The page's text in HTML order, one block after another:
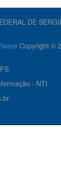
DE
Copyright ©
- NTI